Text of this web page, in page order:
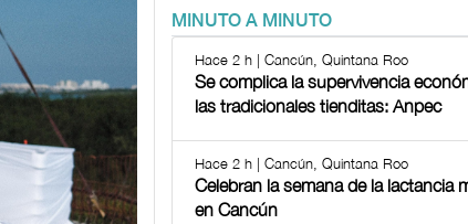
MINUTO A MINUTO
Hace 2 h | Cancún, Quintana Roo
Se complica la supervivencia
las tradicionales tienditas: Anpec
Hace 2 h | Cancún, Quintana Roo
Celebran la semana de la lactancia
en Cancún